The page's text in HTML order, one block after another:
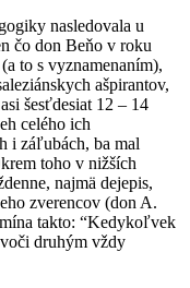
nasledovala u
čo don Beňo v roku
to s vyznamenaním),
ašpirantov,
šesťdesiat 12 – 14
celého ich
i záľubách, ba mal
toho v nižších
najmä dejepis,
zverencov (don A.
takto: “Kedykoľvek
druhým vždy